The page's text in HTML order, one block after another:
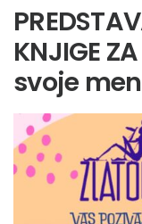
KNJIGE
svoje